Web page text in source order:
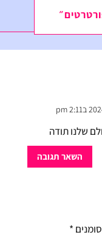
שלנו תודה
השאר תגובה
*